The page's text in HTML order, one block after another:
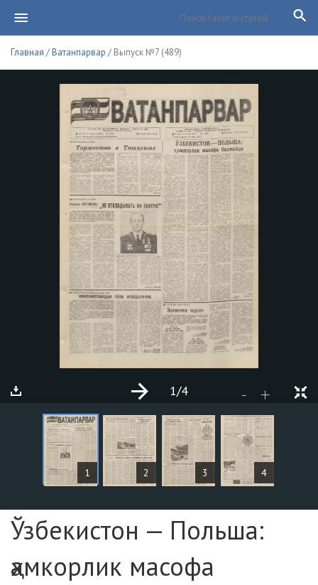
Главная /Ватанпарвар / Выпуск №7 (489)
1 2 3 4
- +
1/4
СТАТЬИ
Страница №1
Ўзбекистон — Польша:
ҳамкорлик масофа